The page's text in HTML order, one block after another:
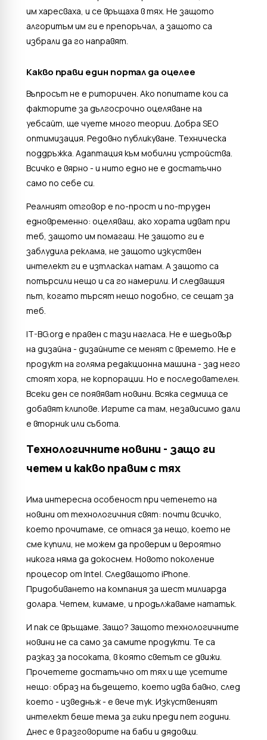
им харесваха, и се връщаха в тях. Не защото
алгоритъм им ги е препоръчал, а защото са
избрали да го направят.
Какво прави един портал да оцелее
Въпросът не е риторичен. Ако попитате кои са
факторите за дългосрочно оцеляване на
уебсайт, ще чуете много теории. Добра SEO
оптимизация. Редовно публикуване. Техническа
поддръжка. Адаптация към мобилни устройства.
Всичко е вярно - и нито едно не е достатъчно
само по себе си.
Реалният отговор е по-прост и по-труден
едновременно: оцеляваш, ако хората идват при
теб, защото им помагаш. Не защото ги е
заблудила реклама, не защото изкуствен
интелект ги е изтласкал натам. А защото са
потърсили нещо и са го намерили. И следващия
път, когато търсят нещо подобно, се сещат за
теб.
IT-BG.org е правен с тази нагласа. Не е шедьовър
на дизайна - дизайните се менят с времето. Не е
продукт на голяма редакционна машина - зад него
стоят хора, не корпорации. Но е последователен.
Всеки ден се появяват новини. Всяка седмица се
добавят клипове. Игрите са там, независимо дали
е вторник или събота.
Технологичните новини - защо ги
четем и какво правим с тях
Има интересна особеност при четенето на
новини от технологичния свят: почти всичко,
което прочитаме, се отнася за нещо, което не
сме купили, не можем да проверим и вероятно
никога няма да докоснем. Новото поколение
процесор от Intel. Следващото iPhone.
Придобиването на компания за шест милиарда
долара. Четем, кимаме, и продължаваме нататък.
И пак се връщаме. Защо? Защото технологичните
новини не са само за самите продукти. Те са
разказ за посоката, в която светът се движи.
Прочетете достатъчно от тях и ще усетите
нещо: образ на бъдещето, което идва бавно, след
което - изведнъж - е вече тук. Изкуственият
интелект беше тема за гики преди пет години.
Днес е в разговорите на баби и дядовци.